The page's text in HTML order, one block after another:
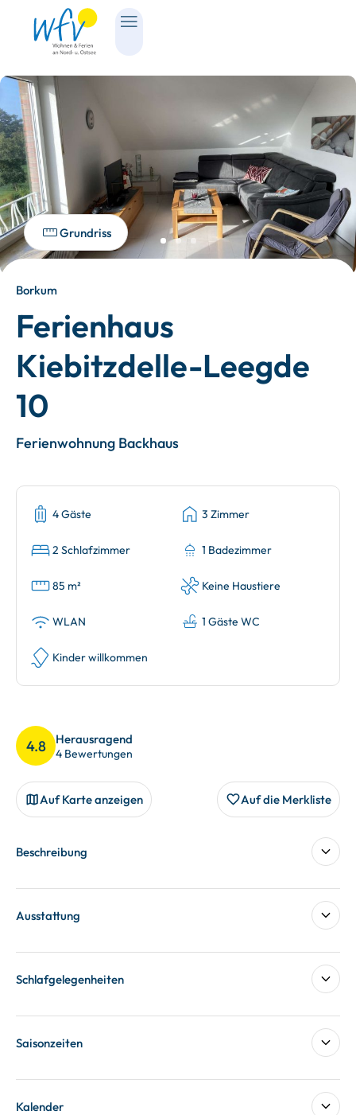
Grundriss
Borkum
Ferienhaus
Kiebitzdelle-Leegde
10
Ferienwohnung Backhaus
4 Gäste 3 Zimmer
2 Schlafzimmer 1 Badezimmer
85 m² Keine Haustiere
WLAN 1 Gäste WC
Kinder willkommen
4.8 Herausragend
4 Bewertungen
Auf Karte anzeigen Auf die Merkliste
Beschreibung
Ausstattung
Schlafgelegenheiten
Saisonzeiten
Kalender